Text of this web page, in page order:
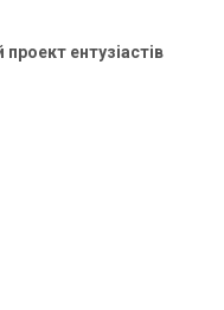
проект ентузіастів